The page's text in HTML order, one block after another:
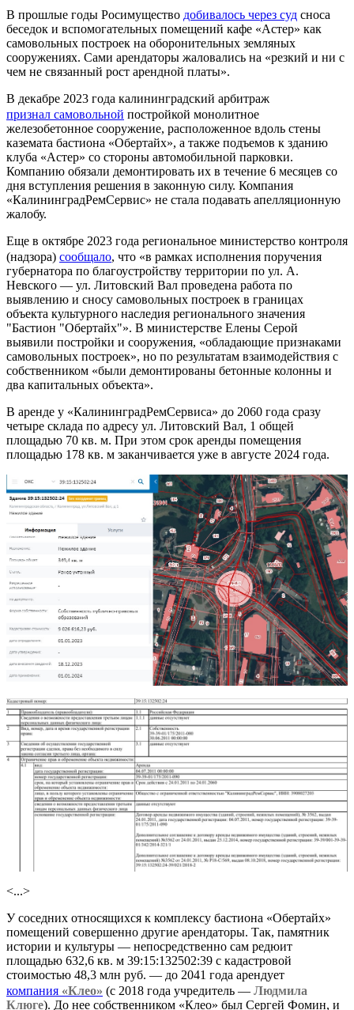
В прошлые годы Росимущество добивалось через суд сноса
беседок и вспомогательных помещений кафе «Астер» как
самовольных построек на оборонительных земляных
сооружениях. Сами арендаторы жаловались на «резкий и ни с
чем не связанный рост арендной платы».
В декабре 2023 года калининградский арбитраж
признал самовольной постройкой монолитное
железобетонное сооружение, расположенное вдоль стены
каземата бастиона «Обертайх», а также подъемов к зданию
клуба «Астер» со стороны автомобильной парковки.
Компанию обязали демонтировать их в течение 6 месяцев со
дня вступления решения в законную силу. Компания
«КалининградРемСервис» не стала подавать апелляционную
жалобу.
Еще в октябре 2023 года региональное министерство контроля
(надзора) сообщало, что «в рамках исполнения поручения
губернатора по благоустройству территории по ул. А.
Невского — ул. Литовский Вал проведена работа по
выявлению и сносу самовольных построек в границах
объекта культурного наследия регионального значения
"Бастион "Обертайх"». В министерстве Елены Серой
выявили постройки и сооружения, «обладающие признаками
самовольных построек», но по результатам взаимодействия с
собственником «были демонтированы бетонные колонны и
два капитальных объекта».
В аренде у «КалининградРемСервиса» до 2060 года сразу
четыре склада по адресу ул. Литовский Вал, 1 общей
площадью 70 кв. м. При этом срок аренды помещения
площадью 178 кв. м заканчивается уже в августе 2024 года.
<...>
У соседних относящихся к комплексу бастиона «Обертайх»
помещений совершенно другие арендаторы. Так, памятник
истории и культуры — непосредственно сам редюит
площадью 632,6 кв. м 39:15:132502:39 с кадастровой
стоимостью 48,3 млн руб. — до 2041 года арендует
компания «Клео» (с 2018 года учредитель — Людмила
Клюге). До нее собственником «Клео» был Сергей Фомин, и